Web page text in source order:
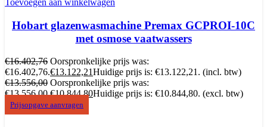
Hobart glazenwasmachine Premax GCPROI-10C
met osmose vaatwassers
€16.402,76 Oorspronkelijke prijs was:
€16.402,76.€13.122,21Huidige prijs is: €13.122,21. (incl. btw)
€13.556,00 Oorspronkelijke prijs was:
€13.556,00.€10.844,80Huidige prijs is: €10.844,80. (excl. btw)
Prijsopgave aanvragen